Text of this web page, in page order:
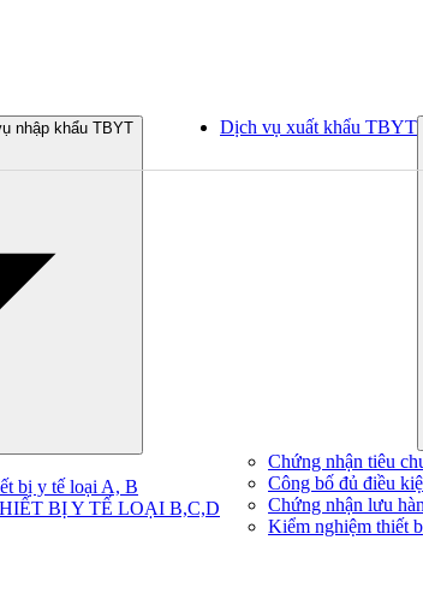
nhập khẩu TBYT
bị y tế loại A, B
BỊ Y TẾ LOẠI B,C,D
Dịch vụ xuất khẩu TBYT
Chứng nhận tiêu
Công bố đủ điều
Chứng nhận lưu
Kiểm nghiệm thiết